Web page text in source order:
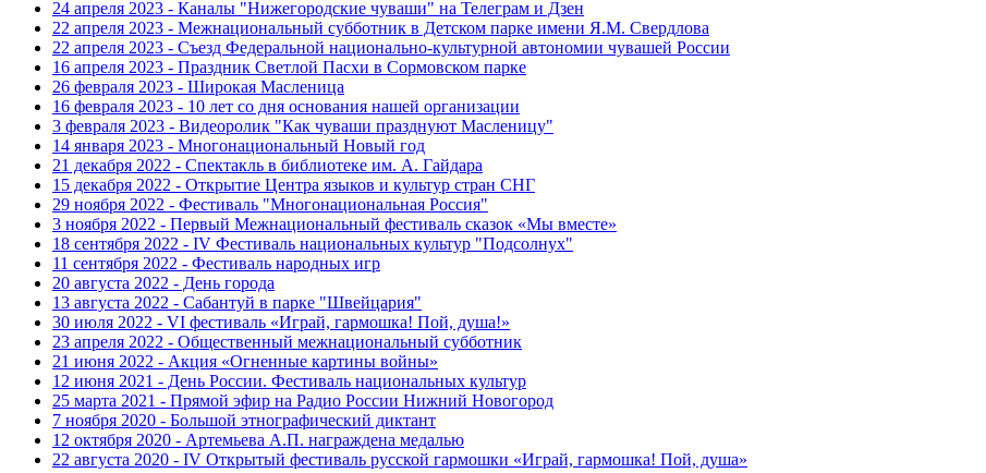
24 апреля 2023 - Каналы "Нижегородские чуваши" на Телеграм и Дзен
22 апреля 2023 - Межнациональный субботник в Детском парке имени Я.М. Свердлова
22 апреля 2023 - Съезд Федеральной национально-культурной автономии чувашей России
16 апреля 2023 - Праздник Светлой Пасхи в Сормовском парке
26 февраля 2023 - Широкая Масленица
16 февраля 2023 - 10 лет со дня основания нашей организации
3 февраля 2023 - Видеоролик "Как чуваши празднуют Масленицу"
14 января 2023 - Многонациональный Новый год
21 декабря 2022 - Спектакль в библиотеке им. А. Гайдара
15 декабря 2022 - Открытие Центра языков и культур стран СНГ
29 ноября 2022 - Фестиваль "Многонациональная Россия"
3 ноября 2022 - Первый Межнациональный фестиваль сказок «Мы вместе»
18 сентября 2022 - IV Фестиваль национальных культур "Подсолнух"
11 сентября 2022 - Фестиваль народных игр
20 августа 2022 - День города
13 августа 2022 - Сабантуй в парке "Швейцария"
30 июля 2022 - VI фестиваль «Играй, гармошка! Пой, душа!»
23 апреля 2022 - Общественный межнациональный субботник
21 июня 2022 - Акция «Огненные картины войны»
12 июня 2021 - День России. Фестиваль национальных культур
25 марта 2021 - Прямой эфир на Радио России Нижний Новогород
7 ноября 2020 - Большой этнографический диктант
12 октября 2020 - Артемьева А.П. награждена медалью
22 августа 2020 - IV Открытый фестиваль русской гармошки «Играй, гармошка! Пой, душа»